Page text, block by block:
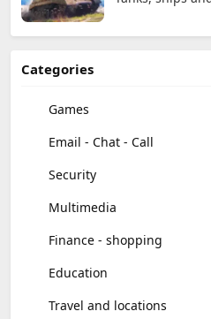
Categories
Games
Email - Chat - Call
Security
Multimedia
Finance - shopping
Education
Travel and locations